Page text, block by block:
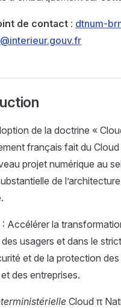
de contact : dtnum-
de la doctrine «
français fait du
projet numérique au
de
: Accélérer la
usagers et dans le
et de la protection
des entreprises.
Cloud π